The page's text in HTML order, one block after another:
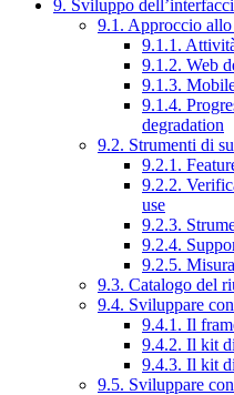
9. Sviluppo
9.1. Approccio
9.1.1.
9.1.2. Web
9.1.3.
9.1.4.
degradation
9.2. Strumenti di
9.2.1.
9.2.2.
use
9.2.3.
9.2.4.
9.2.5.
9.3. Catalogo del
9.4. Sviluppare
9.4.1. Il
9.4.2. Il kit
9.4.3. Il kit
9.5. Sviluppare